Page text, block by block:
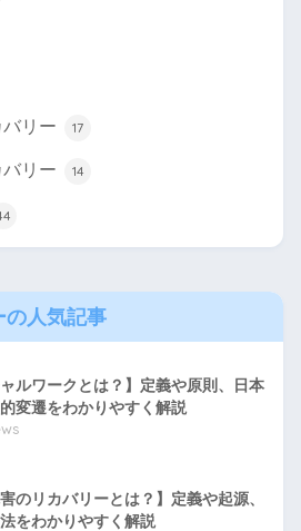
リー 17
リー 14
の人気記事
ャルワークとは？】定義や原則、日本
変遷をわかりやすく解説
害のリカバリーとは？】定義や起源、
をわかりやすく解説